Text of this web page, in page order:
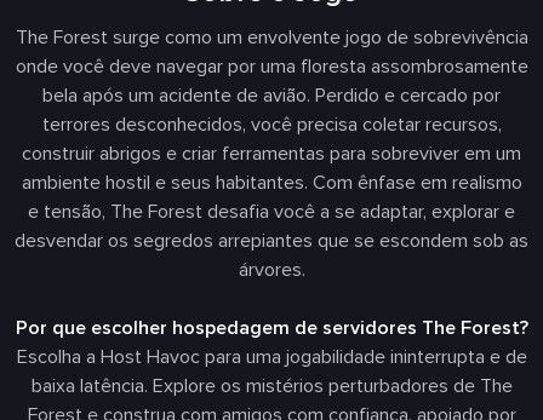
The Forest surge como um envolvente jogo de sobrevivência
onde você deve navegar por uma floresta assombrosamente
bela após um acidente de avião. Perdido e cercado por
terrores desconhecidos, você precisa coletar recursos,
construir abrigos e criar ferramentas para sobreviver em um
ambiente hostil e seus habitantes. Com ênfase em realismo
e tensão, The Forest desafia você a se adaptar, explorar e
desvendar os segredos arrepiantes que se escondem sob as
árvores.
Por que escolher hospedagem de servidores The Forest?
Escolha a Host Havoc para uma jogabilidade ininterrupta e de
baixa latência. Explore os mistérios perturbadores de The